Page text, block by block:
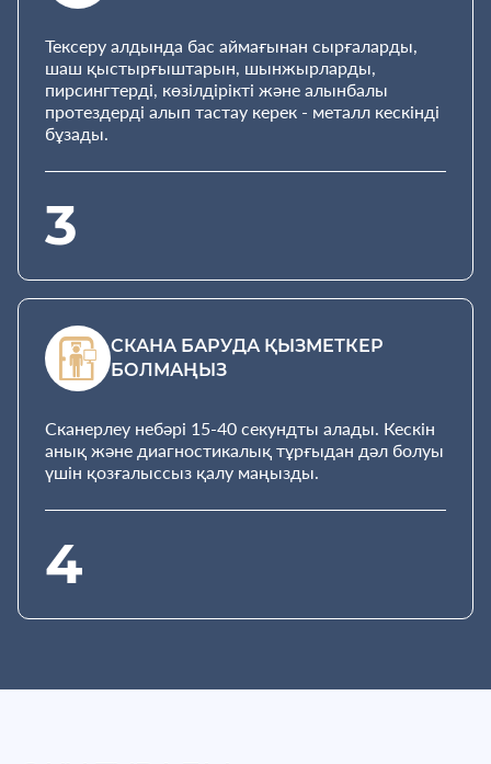
Тексеру алдында бас аймағынан сырғаларды,
шаш қыстырғыштарын, шынжырларды,
пирсингтерді, көзілдірікті және алынбалы
протездерді алып тастау керек - металл кескінді
бұзады.
3
СКАНА БАРУДА ҚЫЗМЕТКЕР
БОЛМАҢЫЗ
Сканерлеу небәрі 15-40 секундты алады. Кескін
анық және диагностикалық тұрғыдан дәл болуы
үшін қозғалыссыз қалу маңызды.
4